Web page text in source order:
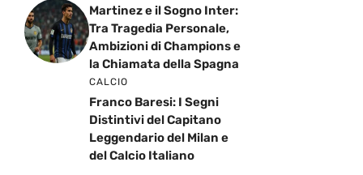
Martinez e il Sogno Inter:
Tra Tragedia Personale,
Ambizioni di Champions e
la Chiamata della Spagna
CALCIO
Franco Baresi: I Segni
Distintivi del Capitano
Leggendario del Milan e
del Calcio Italiano